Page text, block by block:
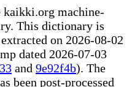
kaikki.org machine-
This dictionary is
on 2026-08-02
dated 2026-07-03
and 9e92f4b). The
been post-processed